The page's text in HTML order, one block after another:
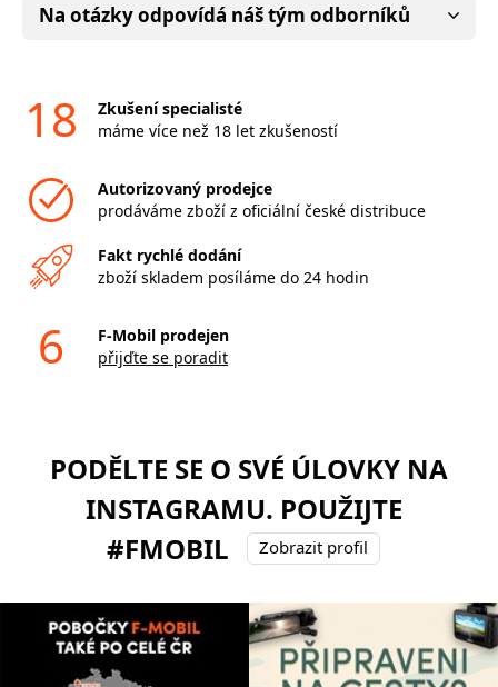
Na otázky odpovídá náš tým odborníků
18
Zkušení specialisté
máme více než 18 let zkušeností
Autorizovaný prodejce
prodáváme zboží z oficiální české distribuce
Fakt rychlé dodání
zboží skladem posíláme do 24 hodin
6
F-Mobil prodejen
přijďte se poradit
PODĚLTE SE O SVÉ ÚLOVKY NA
INSTAGRAMU. POUŽIJTE
#FMOBIL
Zobrazit profil